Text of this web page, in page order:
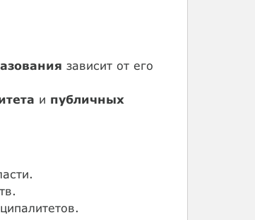
зависит от его
и публичных